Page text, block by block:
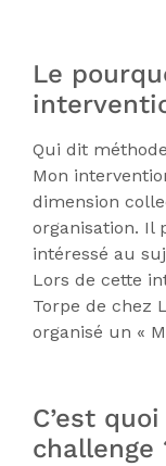
Le
Qui dit
Mon
dimension
organisation. Il
intéressé au
Lors de cette
Torpe de chez
organisé un «
C’est
challenge